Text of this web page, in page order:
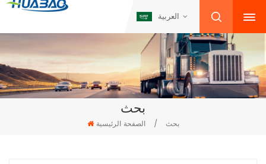
العربية
بحث
الصفحة الرئيسية / بحث